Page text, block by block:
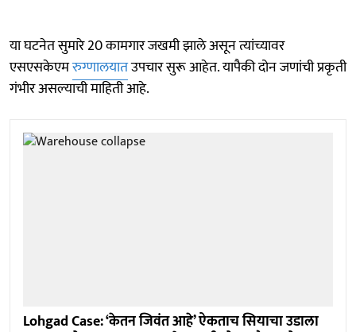
या घटनेत सुमारे 20 कामगार जखमी झाले असून त्यांच्यावर
एसएसकेएमरुग्णालयातउपचार सुरू आहेत. यापैकी दोन जणांची प्रकृती
गंभीर असल्याची माहिती आहे.
Lohgad Case: ‘केतन जिवंत आहे’ ऐकताच सियाचा उडाला